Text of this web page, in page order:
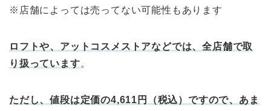
※店舗によっては売ってない可能性もあります
ロフトや、アットコスメストアなどでは、全店舗で取
り扱っています。
ただし、値段は定価の4,611円（税込）ですので、あま